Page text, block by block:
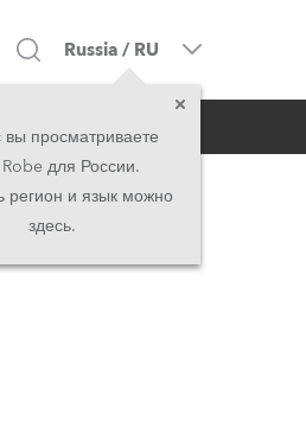
офис
офис
Russia / RU
просматриваете
для России.
регион и язык можно
здесь.